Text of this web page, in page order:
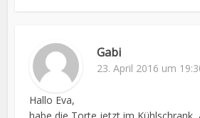
Gabi
23. April 2016 um
Hallo Eva,